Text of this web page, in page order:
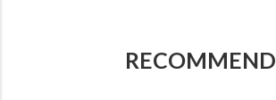
RECOMMEND